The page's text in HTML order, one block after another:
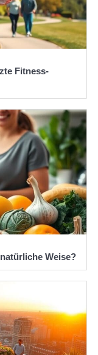
Fitness-
Weise?